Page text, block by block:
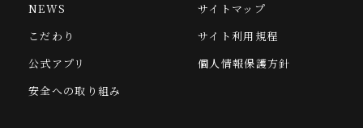
NEWS
こだわり
公式アプリ
安全への取り組み
サイトマップ
サイト利用規程
個人情報保護方針